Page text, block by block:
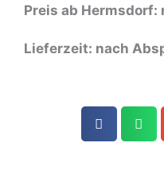
Preis ab Hermsdorf:
Lieferzeit: nach